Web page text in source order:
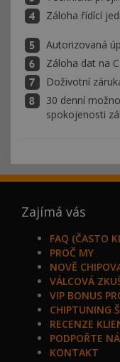
Záloha řídící
Autorizovaná
Záloha dat na
Doživotní
30 denní
spokojenosti
Zajímá vás
FAQ (ČASTO
PROČ MY
NOVĚ
VÁLCOVÁ
VIP BONUS
CHIPTUNING
RECENZE
PODPOŘTE
KONTAKT